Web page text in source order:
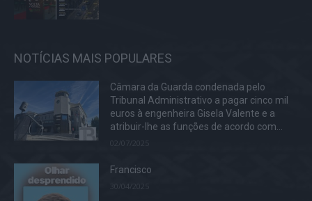
NOTÍCIAS MAIS POPULARES
Câmara da Guarda condenada pelo
Tribunal Administrativo a pagar cinco mil
euros à engenheira Gisela Valente e a
atribuir-lhe as funções de acordo com...
02/07/2025
Francisco